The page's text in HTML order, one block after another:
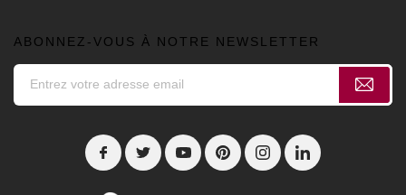
ABONNEZ-VOUS À NOTRE NEWSLETTER